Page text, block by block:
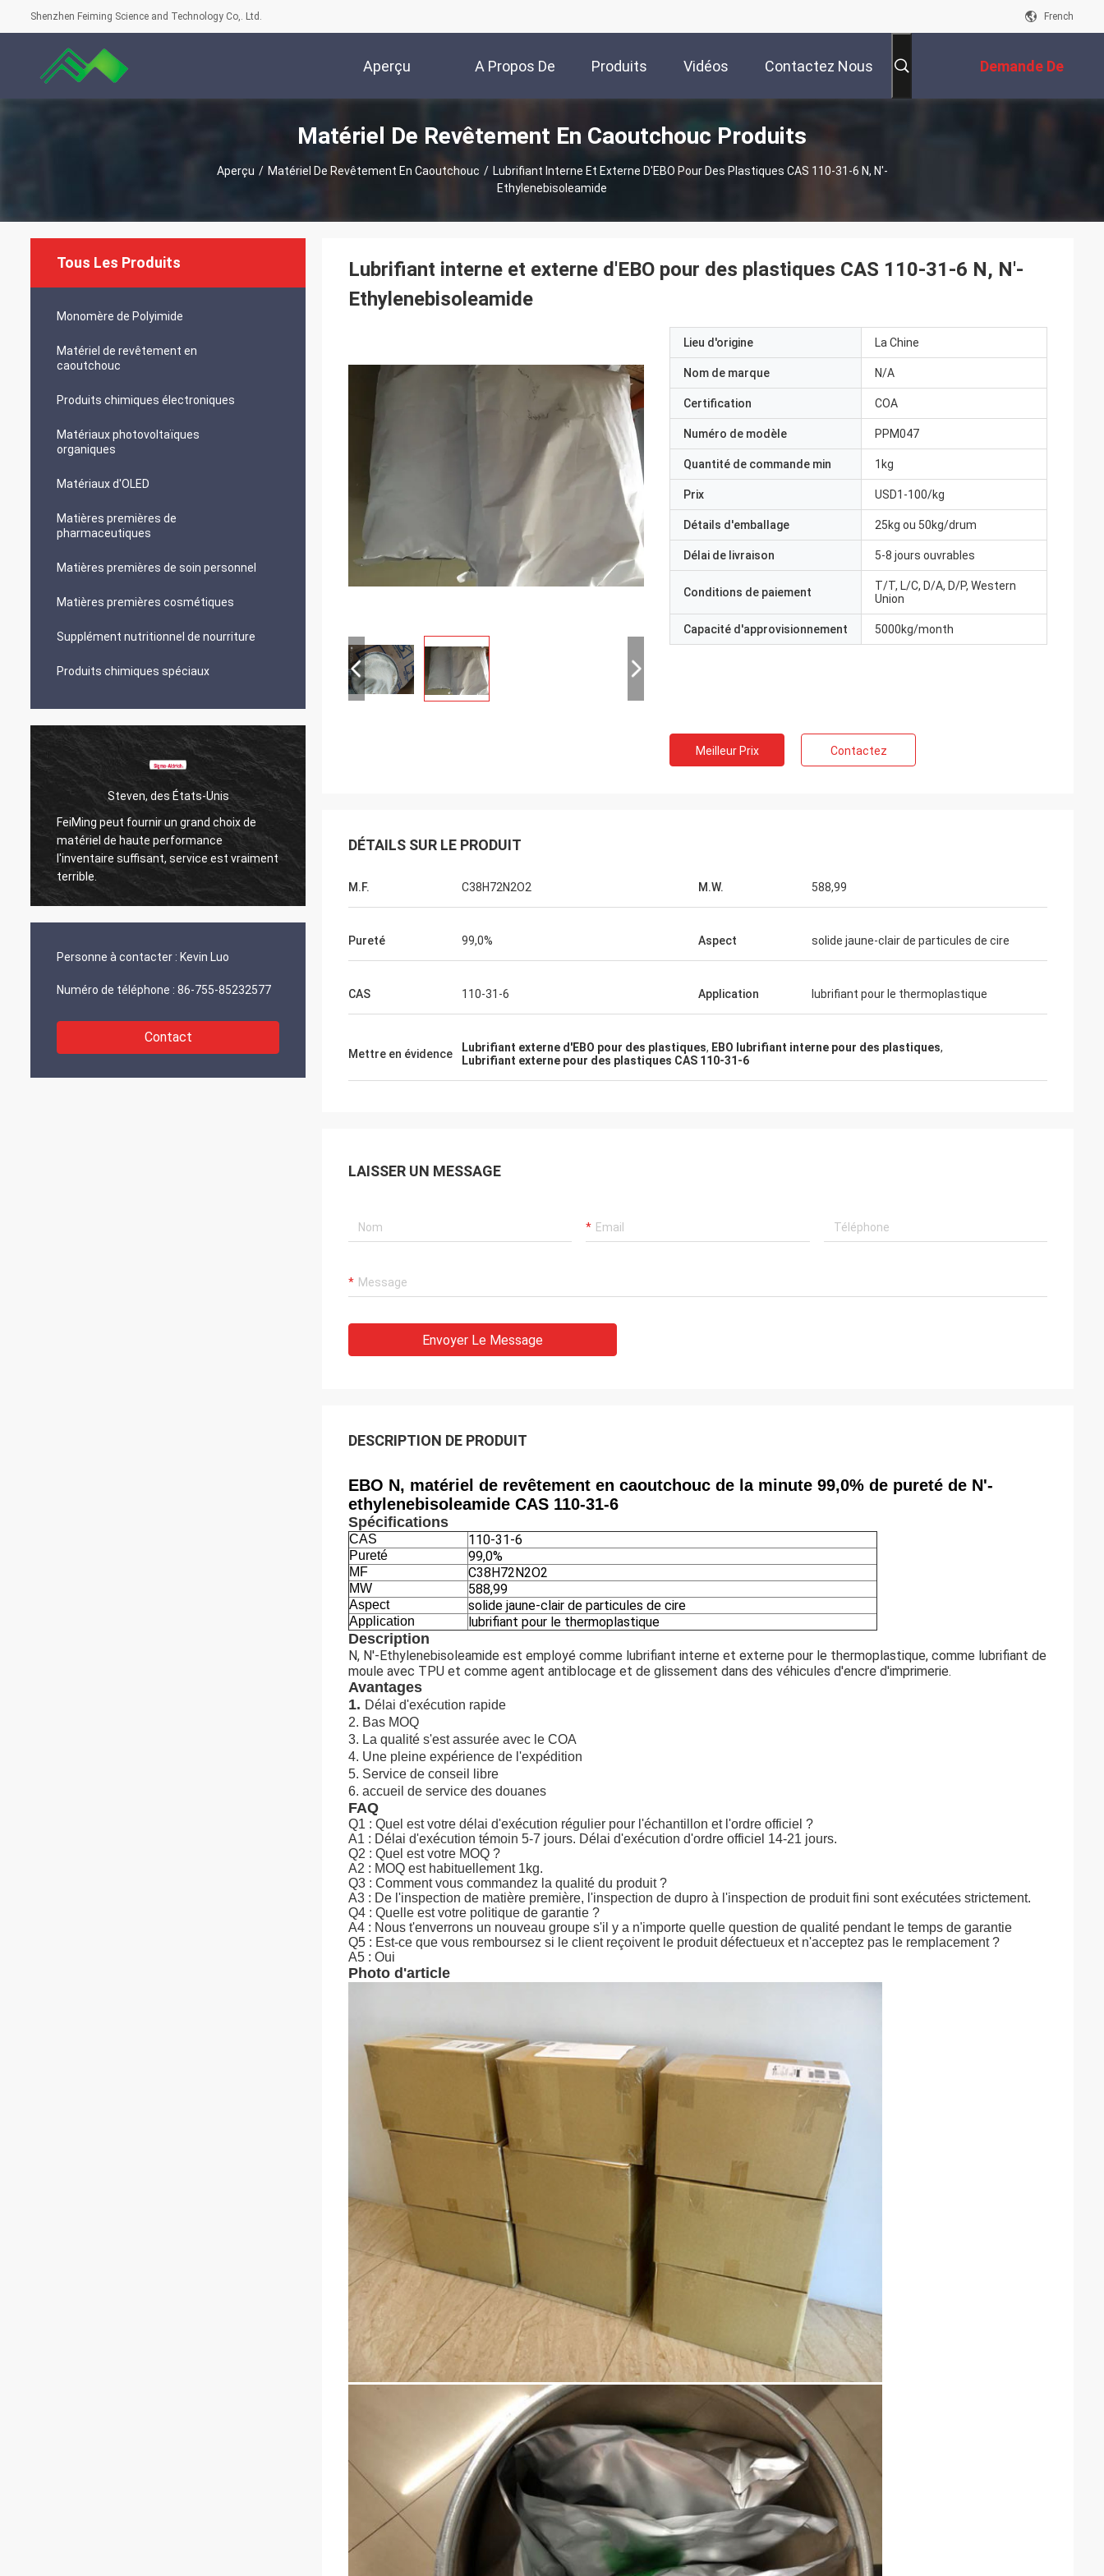
Shenzhen Feiming Science and Technology Co,. Ltd. French
Aperçu A Propos De
Nous
Produits Vidéos Contactez Nous Demande De
Soumission
Matériel De Revêtement En Caoutchouc Produits
Aperçu / Matériel De Revêtement En Caoutchouc / Lubrifiant Interne Et Externe D'EBO Pour Des Plastiques CAS 110-31-6 N, N'-
Ethylenebisoleamide
Tous Les Produits
Monomère de Polyimide
Matériel de revêtement en
caoutchouc
Produits chimiques électroniques
Matériaux photovoltaïques
organiques
Matériaux d'OLED
Matières premières de
pharmaceutiques
Matières premières de soin personnel
Matières premières cosmétiques
Supplément nutritionnel de nourriture
Produits chimiques spéciaux
Steven, des États-Unis
FeiMing peut fournir un grand choix de
matériel de haute performance
l'inventaire suffisant, service est vraiment
terrible.
Quand j'aurai des nouvelles, je les
Personne à contacter : Kevin Luo
Numéro de téléphone : 86-755-85232577
Contact
Lubrifiant interne et externe d'EBO pour des plastiques CAS 110-31-6 N, N'-
Ethylenebisoleamide
Lieu d'origine La Chine
Nom de marque N/A
Certification COA
Numéro de modèle PPM047
Quantité de commande min 1kg
Prix USD1-100/kg
Détails d'emballage 25kg ou 50kg/drum
Délai de livraison 5-8 jours ouvrables
Conditions de paiement
T/T, L/C, D/A, D/P, Western
Union
Capacité d'approvisionnement 5000kg/month
Meilleur Prix Contactez
DÉTAILS SUR LE PRODUIT
M.F. C38H72N2O2 M.W. 588,99
Pureté 99,0% Aspect solide jaune-clair de particules de cire
CAS 110-31-6 Application lubrifiant pour le thermoplastique
Mettre en évidence Lubrifiant externe d'EBO pour des plastiques, EBO lubrifiant interne pour des plastiques,
Lubrifiant externe pour des plastiques CAS 110-31-6
LAISSER UN MESSAGE
Envoyer Le Message
DESCRIPTION DE PRODUIT
EBO N, matériel de revêtement en caoutchouc de la minute 99,0% de pureté de N'-
ethylenebisoleamide CAS 110-31-6
Spécifications
CAS 110-31-6
Pureté 99,0%
MF C38H72N2O2
MW 588,99
Aspect solide jaune-clair de particules de cire
Application lubrifiant pour le thermoplastique
Description
N, N'-Ethylenebisoleamide est employé comme lubrifiant interne et externe pour le thermoplastique, comme lubrifiant de
moule avec TPU et comme agent antiblocage et de glissement dans des véhicules d'encre d'imprimerie.
Avantages
1. Délai d'exécution rapide
2. Bas MOQ
3. La qualité s'est assurée avec le COA
4. Une pleine expérience de l'expédition
5. Service de conseil libre
6. accueil de service des douanes
FAQ
Q1 : Quel est votre délai d'exécution régulier pour l'échantillon et l'ordre officiel ?
A1 : Délai d'exécution témoin 5-7 jours. Délai d'exécution d'ordre officiel 14-21 jours.
Q2 : Quel est votre MOQ ?
A2 : MOQ est habituellement 1kg.
Q3 : Comment vous commandez la qualité du produit ?
A3 : De l'inspection de matière première, l'inspection de dupro à l'inspection de produit fini sont exécutées strictement.
Q4 : Quelle est votre politique de garantie ?
A4 : Nous t'enverrons un nouveau groupe s'il y a n'importe quelle question de qualité pendant le temps de garantie
Q5 : Est-ce que vous remboursez si le client reçoivent le produit défectueux et n'acceptez pas le remplacement ?
A5 : Oui
Photo d'article